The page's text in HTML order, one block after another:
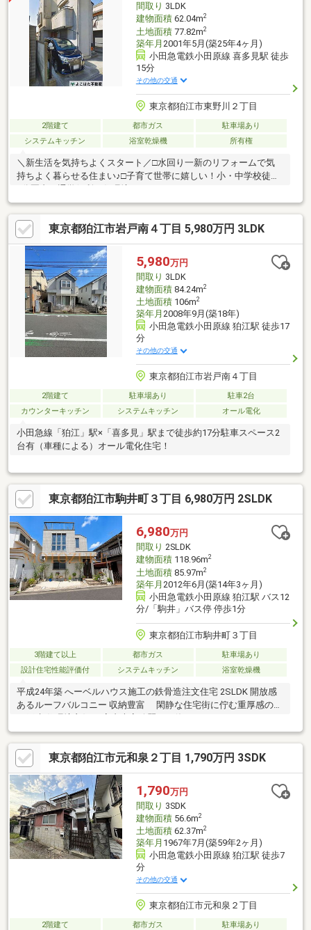
間取り 3LDK
建物面積62.04m2
土地面積77.82m2
築年月 2001年5月(築25年4ヶ月)
小田急電鉄小田原線 喜多見駅 徒歩
15分
その他の交通
東京都狛江市東野川２丁目
2階建て 都市ガス
駐車場あり
システムキッチン
浴室乾燥機 所有権
＼新生活を気持ちよくスタート／□水回り一新のリフォームで気
持ちよく暮らせる住まい♪□子育て世帯に嬉しい！小・中学校徒歩
東京都狛江市岩戸南４丁目 5,980万円 3LDK
5,980万円
間取り 3LDK
建物面積84.24m2
土地面積106m2
築年月 2008年9月(築18年)
小田急電鉄小田原線 狛江駅 徒歩17
分
その他の交通
東京都狛江市岩戸南４丁目
2階建て 駐車場あり
駐車2台
カウンターキッチン
システムキッチン オール電化
小田急線「狛江」駅×「喜多見」駅まで徒歩約17分駐車スペース2
台有（車種による）オール電化住宅！
東京都狛江市駒井町３丁目 6,980万円 2SLDK
6,980万円
間取り 2SLDK
建物面積118.96m2
土地面積85.97m2
築年月 2012年6月(築14年3ヶ月)
小田急電鉄小田原線 狛江駅 バス12
分/「駒井」バス停 停歩1分
東京都狛江市駒井町３丁目
3階建て以上 都市ガス
駐車場あり
設計住宅性能評価付
システムキッチン 浴室乾燥機
平成24年築 へーベルハウス施工の鉄骨造注文住宅 2SLDK 開放感
あるルーフバルコニー 収納豊富 閑静な住宅街に佇む重厚感のあ
東京都狛江市元和泉２丁目 1,790万円 3SDK
1,790万円
間取り 3SDK
建物面積56.6m2
土地面積62.37m2
築年月 1967年7月(築59年2ヶ月)
小田急電鉄小田原線 狛江駅 徒歩7
分
その他の交通
東京都狛江市元和泉２丁目
2階建て 都市ガス
駐車場あり